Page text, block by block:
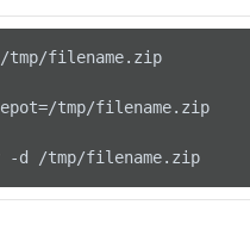
-d /tmp/filename.zip